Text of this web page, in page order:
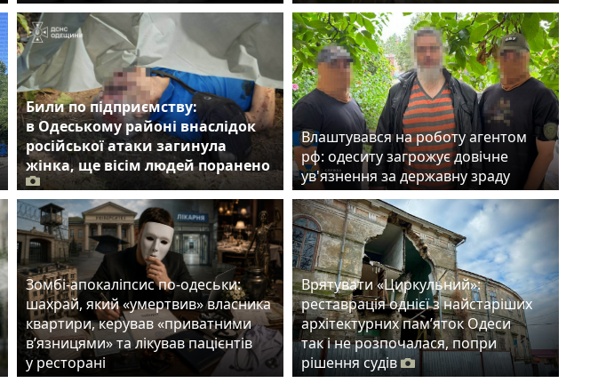
Били по підприємству:
в Одеському районі внаслідок
російської атаки загинула
жінка, ще вісім людей поранено
Влаштувався на роботу агентом
рф: одеситу загрожує довічне
ув'язнення за державну зраду
Зомбі-апокаліпсис по-одеськи:
шахрай, який «умертвив» власника
квартири, керував «приватними
в’язницями» та лікував пацієнтів
у ресторані
Врятувати «Циркульний»:
реставрація однієї з найстаріших
архітектурних пам’яток Одеси
так і не розпочалася, попри
рішення судів